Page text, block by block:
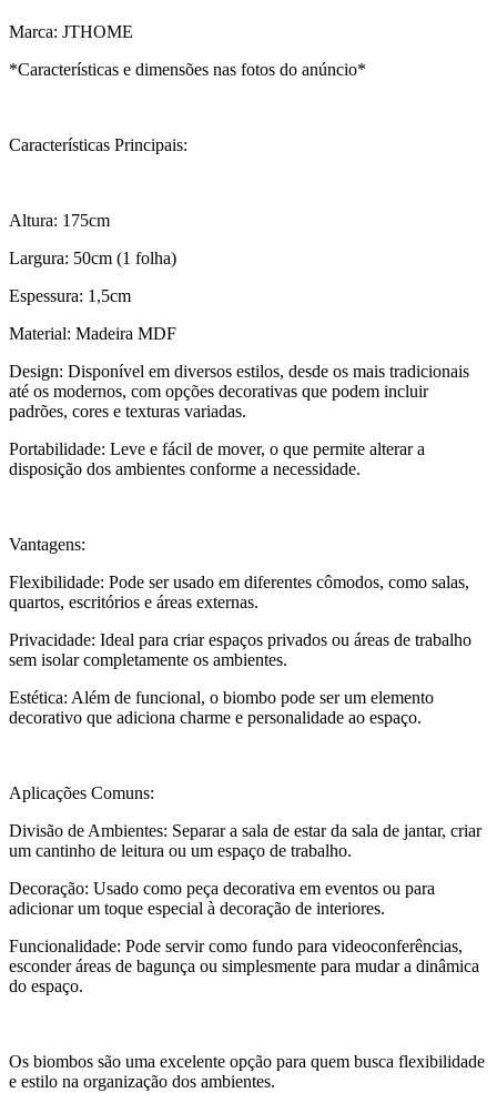
Marca: JTHOME
*Características e dimensões nas fotos do anúncio*
Características Principais:
Altura: 175cm
Largura: 50cm (1 folha)
Espessura: 1,5cm
Material: Madeira MDF
Design: Disponível em diversos estilos, desde os mais tradicionais
até os modernos, com opções decorativas que podem incluir
padrões, cores e texturas variadas.
Portabilidade: Leve e fácil de mover, o que permite alterar a
disposição dos ambientes conforme a necessidade.
Vantagens:
Flexibilidade: Pode ser usado em diferentes cômodos, como salas,
quartos, escritórios e áreas externas.
Privacidade: Ideal para criar espaços privados ou áreas de trabalho
sem isolar completamente os ambientes.
Estética: Além de funcional, o biombo pode ser um elemento
decorativo que adiciona charme e personalidade ao espaço.
Aplicações Comuns:
Divisão de Ambientes: Separar a sala de estar da sala de jantar, criar
um cantinho de leitura ou um espaço de trabalho.
Decoração: Usado como peça decorativa em eventos ou para
adicionar um toque especial à decoração de interiores.
Funcionalidade: Pode servir como fundo para videoconferências,
esconder áreas de bagunça ou simplesmente para mudar a dinâmica
do espaço.
Os biombos são uma excelente opção para quem busca flexibilidade
e estilo na organização dos ambientes.